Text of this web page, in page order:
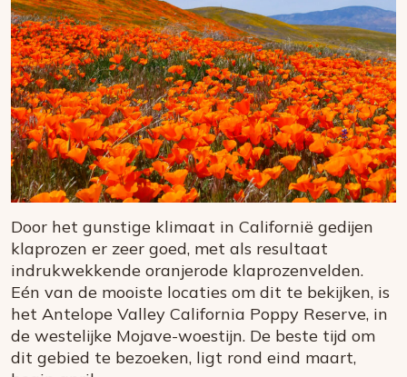
Door het gunstige klimaat in Californië gedijen
klaprozen er zeer goed, met als resultaat
indrukwekkende oranjerode klaprozenvelden.
Eén van de mooiste locaties om dit te bekijken, is
het Antelope Valley California Poppy Reserve, in
de westelijke Mojave-woestijn. De beste tijd om
dit gebied te bezoeken, ligt rond eind maart,